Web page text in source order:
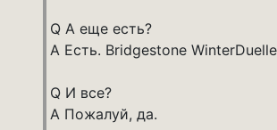
Q А еще есть?
A Есть. Bridgestone
Q И все?
A Пожалуй, да.